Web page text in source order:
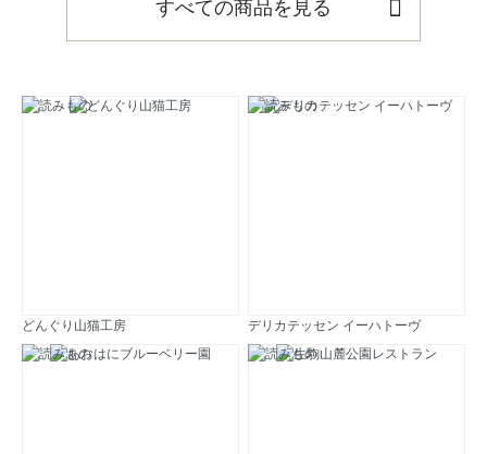
すべての商品を見る
どんぐり山猫工房 デリカテッセン イーハトーヴ